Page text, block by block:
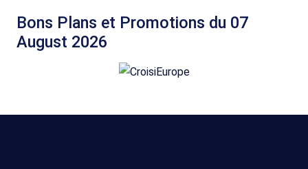
Bons Plans et Promotions du 07
August 2026